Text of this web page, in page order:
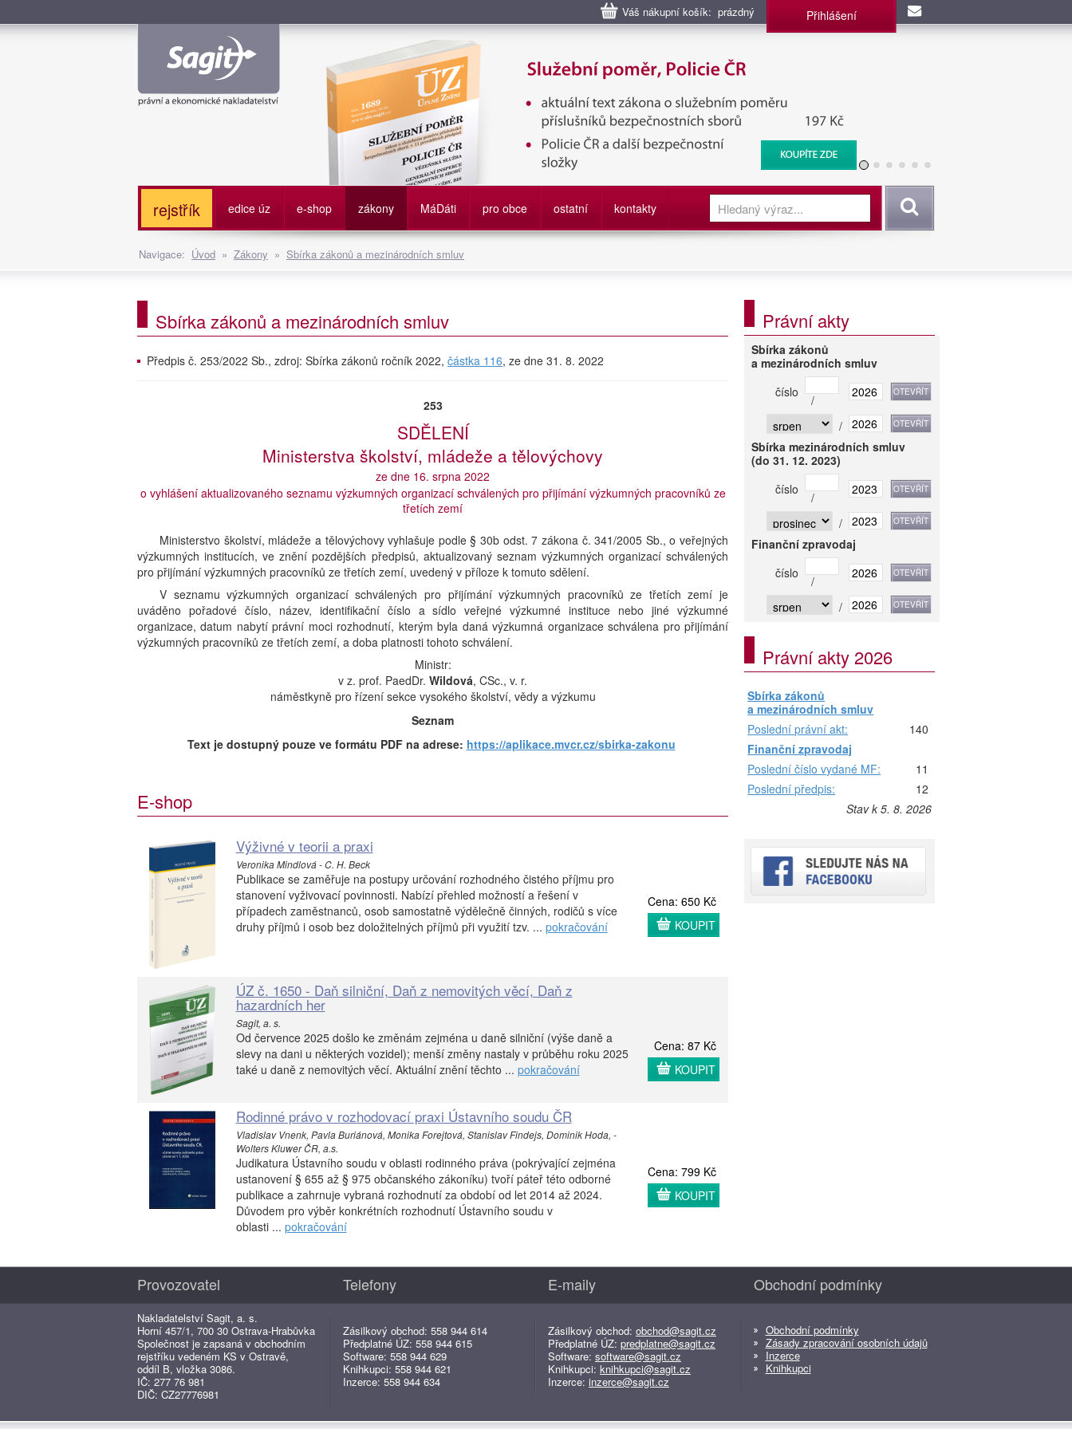
Váš nákupní košík: prázdný Přihlášení
Služební poměr příslušníků bezpečnostních sborů, Policie ČR, Vězeňská služba, BIS, Zpravodajské
služby
rejstřík edice úz e-shop zákony MáDáti pro obce ostatní kontakty Vyhledat
Navigace: Úvod » Zákony » Sbírka zákonů a mezinárodních smluv
Sbírka zákonů a mezinárodních smluv
Předpis č. 253/2022 Sb., zdroj: Sbírka zákonů ročník 2022, částka 116, ze dne 31. 8. 2022
253
SDĚLENÍ
Ministerstva školství, mládeže a tělovýchovy
ze dne 16. srpna 2022
o vyhlášení aktualizovaného seznamu výzkumných organizací schválených pro přijímání výzkumných pracovníků ze
třetích zemí
Ministerstvo školství, mládeže a tělovýchovy vyhlašuje podle § 30b odst. 7 zákona č. 341/2005 Sb., o veřejných
výzkumných institucích, ve znění pozdějších předpisů, aktualizovaný seznam výzkumných organizací schválených
pro přijímání výzkumných pracovníků ze třetích zemí, uvedený v příloze k tomuto sdělení.
V seznamu výzkumných organizací schválených pro přijímání výzkumných pracovníků ze třetích zemí je
uváděno pořadové číslo, název, identifikační číslo a sídlo veřejné výzkumné instituce nebo jiné výzkumné
organizace, datum nabytí právní moci rozhodnutí, kterým byla daná výzkumná organizace schválena pro přijímání
výzkumných pracovníků ze třetích zemí, a doba platnosti tohoto schválení.
Ministr:
v z. prof. PaedDr. Wildová, CSc., v. r.
náměstkyně pro řízení sekce vysokého školství, vědy a výzkumu
Seznam
Text je dostupný pouze ve formátu PDF na adrese: https://aplikace.mvcr.cz/sbirka-zakonu
E-shop
Výživné v teorii a praxi
Veronika Mindlová - C. H. Beck
Publikace se zaměřuje na postupy určování rozhodného čistého příjmu pro
stanovení vyživovací povinnosti. Nabízí přehled možností a řešení v
případech zaměstnanců, osob samostatně výdělečně činných, rodičů s více
druhy příjmů i osob bez doložitelných příjmů při využití tzv. ... pokračování
Cena: 650 Kč
KOUPIT
ÚZ č. 1650 - Daň silniční, Daň z nemovitých věcí, Daň z
hazardních her
Sagit, a. s.
Od července 2025 došlo ke změnám zejména u daně silniční (výše daně a
slevy na dani u některých vozidel); menší změny nastaly v průběhu roku 2025
také u daně z nemovitých věcí. Aktuální znění těchto ... pokračování
Cena: 87 Kč
KOUPIT
Rodinné právo v rozhodovací praxi Ústavního soudu ČR
Vladislav Vnenk, Pavla Buriánová, Monika Forejtová, Stanislav Findejs, Dominik Hoda, -
Wolters Kluwer ČR, a.s.
Judikatura Ústavního soudu v oblasti rodinného práva (pokrývající zejména
ustanovení § 655 až § 975 občanského zákoníku) tvoří páteř této odborné
publikace a zahrnuje vybraná rozhodnutí za období od let 2014 až 2024.
Důvodem pro výběr konkrétních rozhodnutí Ústavního soudu v
oblasti ... pokračování
Cena: 799 Kč
KOUPIT
Právní akty
Sbírka zákonů
a mezinárodních smluv
číslo
/
/
Sbírka mezinárodních smluv
(do 31. 12. 2023)
číslo
/
/
Finanční zpravodaj
číslo
/
/
Právní akty 2026
Sbírka zákonů
a mezinárodních smluv
Poslední právní akt:
140
Finanční zpravodaj
Poslední číslo vydané MF:
11
Poslední předpis:
12
Stav k 5. 8. 2026
Provozovatel
Nakladatelství Sagit, a. s.
Horní 457/1, 700 30 Ostrava-Hrabůvka
Společnost je zapsaná v obchodním
rejstříku vedeném KS v Ostravě,
oddíl B, vložka 3086.
IČ: 277 76 981
DIČ: CZ27776981
Telefony
Zásilkový obchod: 558 944 614
Předplatné ÚZ: 558 944 615
Software: 558 944 629
Knihkupci: 558 944 621
Inzerce: 558 944 634
E-maily
Zásilkový obchod: obchod@sagit.cz
Předplatné ÚZ: predplatne@sagit.cz
Software: software@sagit.cz
Knihkupci: knihkupci@sagit.cz
Inzerce: inzerce@sagit.cz
Obchodní podmínky
Obchodní podmínky
Zásady zpracování osobních údajů
Inzerce
Knihkupci